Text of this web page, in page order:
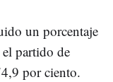
un porcentaje
partido de
por ciento.